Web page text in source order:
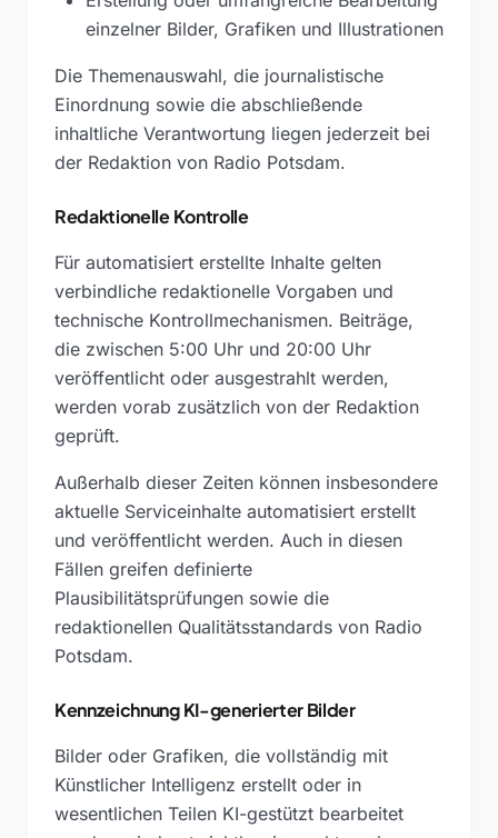
einzelner Bilder, Grafiken und Illustrationen
Die Themenauswahl, die journalistische
Einordnung sowie die abschließende
inhaltliche Verantwortung liegen jederzeit bei
der Redaktion von Radio Potsdam.
Redaktionelle Kontrolle
Für automatisiert erstellte Inhalte gelten
verbindliche redaktionelle Vorgaben und
technische Kontrollmechanismen. Beiträge,
die zwischen 5:00 Uhr und 20:00 Uhr
veröffentlicht oder ausgestrahlt werden,
werden vorab zusätzlich von der Redaktion
geprüft.
Außerhalb dieser Zeiten können insbesondere
aktuelle Serviceinhalte automatisiert erstellt
und veröffentlicht werden. Auch in diesen
Fällen greifen definierte
Plausibilitätsprüfungen sowie die
redaktionellen Qualitätsstandards von Radio
Potsdam.
Kennzeichnung KI-generierter Bilder
Bilder oder Grafiken, die vollständig mit
Künstlicher Intelligenz erstellt oder in
wesentlichen Teilen KI-gestützt bearbeitet